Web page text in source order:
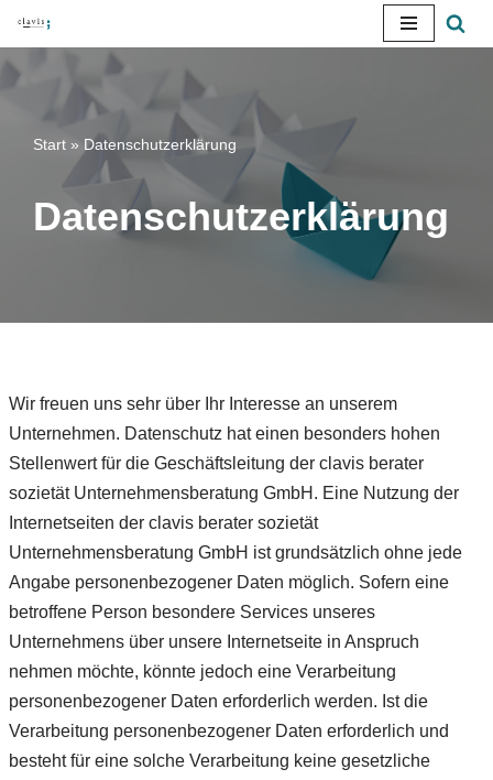
Start » Datenschutzerklärung
Datenschutzerklärung
Wir freuen uns sehr über Ihr Interesse an unserem
Unternehmen. Datenschutz hat einen besonders hohen
Stellenwert für die Geschäftsleitung der clavis berater
sozietät Unternehmensberatung GmbH. Eine Nutzung der
Internetseiten der clavis berater sozietät
Unternehmensberatung GmbH ist grundsätzlich ohne jede
Angabe personenbezogener Daten möglich. Sofern eine
betroffene Person besondere Services unseres
Unternehmens über unsere Internetseite in Anspruch
nehmen möchte, könnte jedoch eine Verarbeitung
personenbezogener Daten erforderlich werden. Ist die
Verarbeitung personenbezogener Daten erforderlich und
besteht für eine solche Verarbeitung keine gesetzliche